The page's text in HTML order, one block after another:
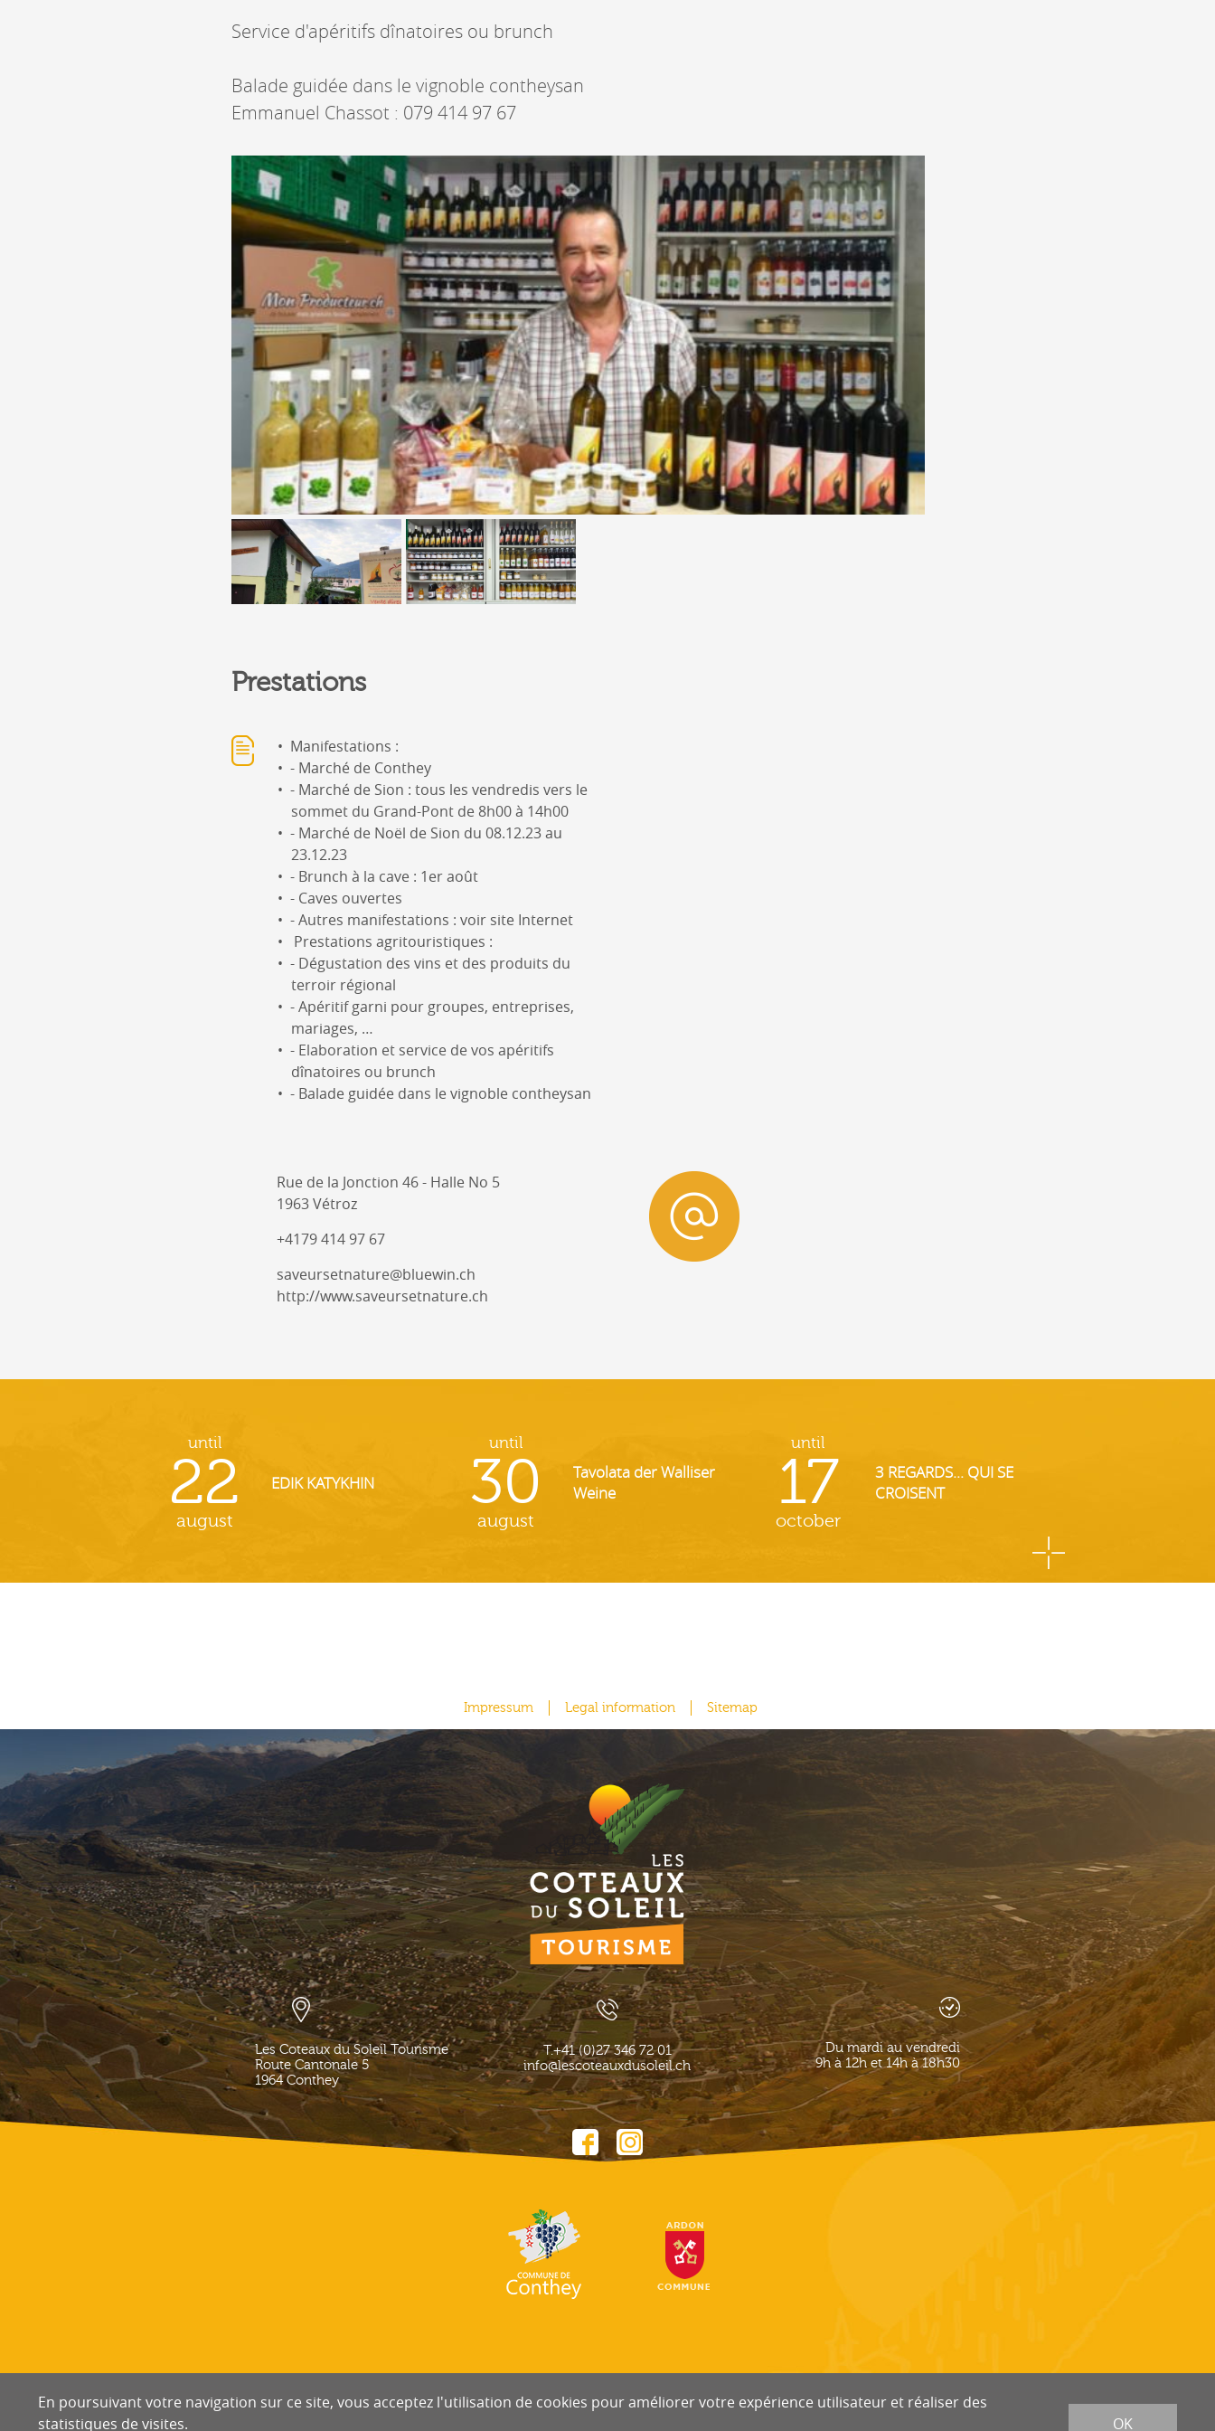
Service d'apéritifs dînatoires ou brunch
Balade guidée dans le vignoble contheysan
Emmanuel Chassot : 079 414 97 67
Prestations
Manifestations :
- Marché de Conthey
- Marché de Sion : tous les vendredis vers le
sommet du Grand-Pont de 8h00 à 14h00
- Marché de Noël de Sion du 08.12.23 au
23.12.23
- Brunch à la cave : 1er août
- Caves ouvertes
- Autres manifestations : voir site Internet
Prestations agritouristiques :
- Dégustation des vins et des produits du
terroir régional
- Apéritif garni pour groupes, entreprises,
mariages, …
- Elaboration et service de vos apéritifs
dînatoires ou brunch
- Balade guidée dans le vignoble contheysan
Rue de la Jonction 46 - Halle No 5
1963 Vétroz
+4179 414 97 67
saveursetnature@bluewin.ch
http://www.saveursetnature.ch
until
22
august
EDIK KATYKHIN
until
30
august
Tavolata der Walliser
Weine
until
17
october
3 REGARDS... QUI SE
CROISENT
Impressum Legal information Sitemap
Les Coteaux du Soleil Tourisme
Route Cantonale 5
1964 Conthey
T.+41 (0)27 346 72 01
info@lescoteauxdusoleil.ch
Du mardi au vendredi
9h à 12h et 14h à 18h30
En poursuivant votre navigation sur ce site, vous acceptez l'utilisation de cookies pour améliorer votre expérience utilisateur et réaliser des
statistiques de visites.
OK